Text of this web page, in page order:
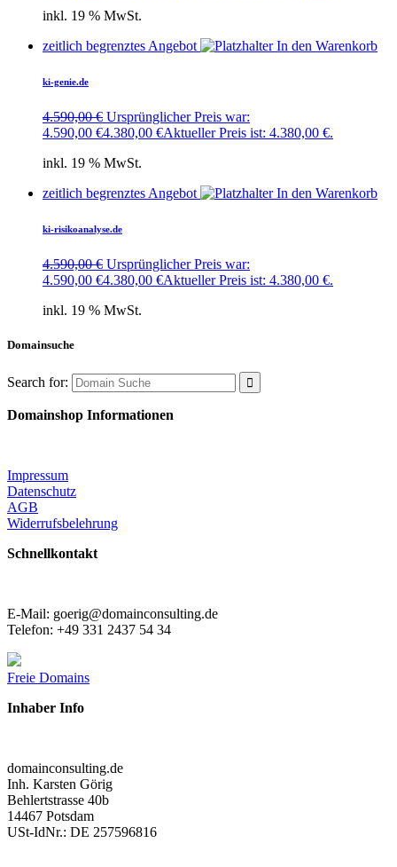
inkl. 19 % MwSt.
zeitlich begrenztes Angebot
In den Warenkorb
ki-genie.de
4.590,00€ Ursprünglicher Preis war:
4.590,00 €4.380,00 €Aktueller Preis ist: 4.380,00 €.
inkl. 19 % MwSt.
zeitlich begrenztes Angebot
In den Warenkorb
ki-risikoanalyse.de
4.590,00€ Ursprünglicher Preis war:
4.590,00 €4.380,00 €Aktueller Preis ist: 4.380,00 €.
inkl. 19 % MwSt.
Domainsuche
Search for:
Domainshop Informationen
Impressum
Datenschutz
AGB
Widerrufsbelehrung
Schnellkontakt
E-Mail: goerig@domainconsulting.de
Telefon: +49 331 2437 54 34
Freie Domains
Inhaber Info
domainconsulting.de
Inh. Karsten Görig
Behlertstrasse 40b
14467 Potsdam
USt-IdNr.: DE 257596816